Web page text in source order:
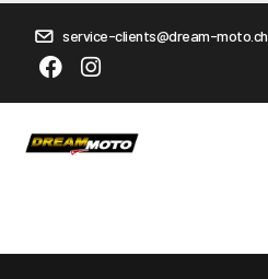
service-clients@dream-moto.ch